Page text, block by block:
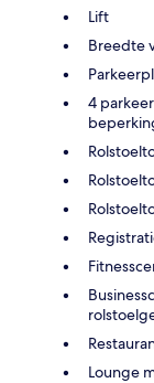
Lift
Breedte
4
Lounge